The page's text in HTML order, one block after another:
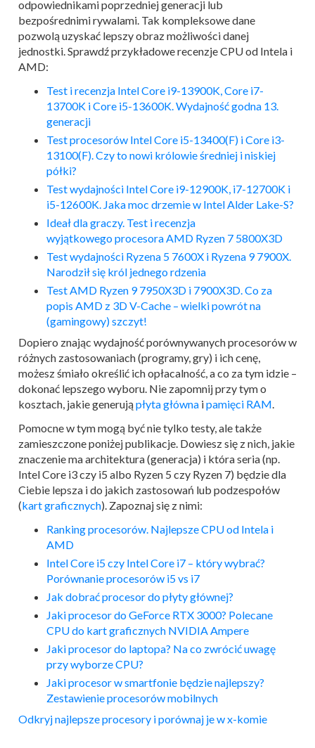
odpowiednikami poprzedniej generacji lub
bezpośrednimi rywalami. Tak kompleksowe dane
pozwolą uzyskać lepszy obraz możliwości danej
jednostki. Sprawdź przykładowe recenzje CPU od Intela i
AMD:
Test i recenzja Intel Core i9-13900K, Core i7-
13700K i Core i5-13600K. Wydajność godna 13.
generacji
Test procesorów Intel Core i5-13400(F) i Core i3-
13100(F). Czy to nowi królowie średniej i niskiej
półki?
Test wydajności Intel Core i9-12900K, i7-12700K i
i5-12600K. Jaka moc drzemie w Intel Alder Lake-S?
Ideał dla graczy. Test i recenzja
wyjątkowego procesora AMD Ryzen 7 5800X3D
Test wydajności Ryzena 5 7600X i Ryzena 9 7900X.
Narodził się król jednego rdzenia
Test AMD Ryzen 9 7950X3D i 7900X3D. Co za
popis AMD z 3D V-Cache – wielki powrót na
(gamingowy) szczyt!
Dopiero znając wydajność porównywanych procesorów w
różnych zastosowaniach (programy, gry) i ich cenę,
możesz śmiało określić ich opłacalność, a co za tym idzie –
dokonać lepszego wyboru. Nie zapomnij przy tym o
kosztach, jakie generująpłyta główna ipamięci RAM.
Pomocne w tym mogą być nie tylko testy, ale także
zamieszczone poniżej publikacje. Dowiesz się z nich, jakie
znaczenie ma architektura (generacja) i która seria (np.
Intel Core i3 czy i5 albo Ryzen 5 czy Ryzen 7) będzie dla
Ciebie lepsza i do jakich zastosowań lub podzespołów
(kart graficznych). Zapoznaj się z nimi:
Ranking procesorów. Najlepsze CPU od Intela i
AMD
Intel Core i5 czy Intel Core i7 – który wybrać?
Porównanie procesorów i5 vs i7
Jak dobrać procesor do płyty głównej?
Jaki procesor do GeForce RTX 3000? Polecane
CPU do kart graficznych NVIDIA Ampere
Jaki procesor do laptopa? Na co zwrócić uwagę
przy wyborze CPU?
Jaki procesor w smartfonie będzie najlepszy?
Zestawienie procesorów mobilnych
Odkryj najlepsze procesory i porównaj je w x-komie